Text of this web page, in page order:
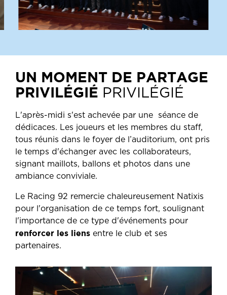
UN MOMENT DE PARTAGE
PRIVILÉGIÉ PRIVILÉGIÉ
L'après-midi s'est achevée par une séance de
dédicaces. Les joueurs et les membres du staff,
tous réunis dans le foyer de l’auditorium, ont pris
le temps d'échanger avec les collaborateurs,
signant maillots, ballons et photos dans une
ambiance conviviale.
Le Racing 92 remercie chaleureusement Natixis
pour l'organisation de ce temps fort, soulignant
l'importance de ce type d'événements pour
renforcer les liens entre le club et ses
partenaires.